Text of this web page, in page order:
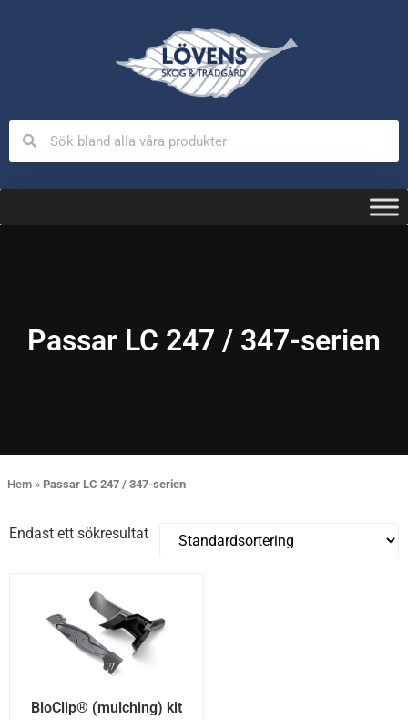
Passar LC 247 / 347-serien
Hem » Passar LC 247 / 347-serien
Endast ett sökresultat
BioClip® (mulching) kit